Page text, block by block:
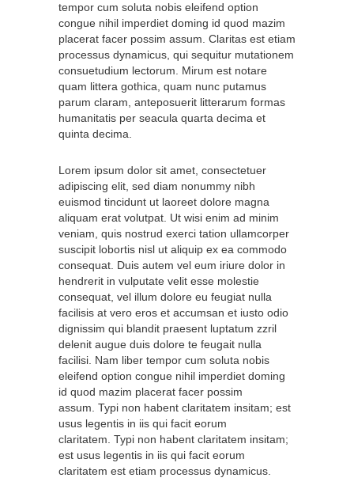
tempor cum soluta nobis eleifend option
congue nihil imperdiet doming id quod mazim
placerat facer possim assum. Claritas est etiam
processus dynamicus, qui sequitur mutationem
consuetudium lectorum. Mirum est notare
quam littera gothica, quam nunc putamus
parum claram, anteposuerit litterarum formas
humanitatis per seacula quarta decima et
quinta decima.
Lorem ipsum dolor sit amet, consectetuer
adipiscing elit, sed diam nonummy nibh
euismod tincidunt ut laoreet dolore magna
aliquam erat volutpat. Ut wisi enim ad minim
veniam, quis nostrud exerci tation ullamcorper
suscipit lobortis nisl ut aliquip ex ea commodo
consequat. Duis autem vel eum iriure dolor in
hendrerit in vulputate velit esse molestie
consequat, vel illum dolore eu feugiat nulla
facilisis at vero eros et accumsan et iusto odio
dignissim qui blandit praesent luptatum zzril
delenit augue duis dolore te feugait nulla
facilisi. Nam liber tempor cum soluta nobis
eleifend option congue nihil imperdiet doming
id quod mazim placerat facer possim
assum. Typi non habent claritatem insitam; est
usus legentis in iis qui facit eorum
claritatem. Typi non habent claritatem insitam;
est usus legentis in iis qui facit eorum
claritatem est etiam processus dynamicus.